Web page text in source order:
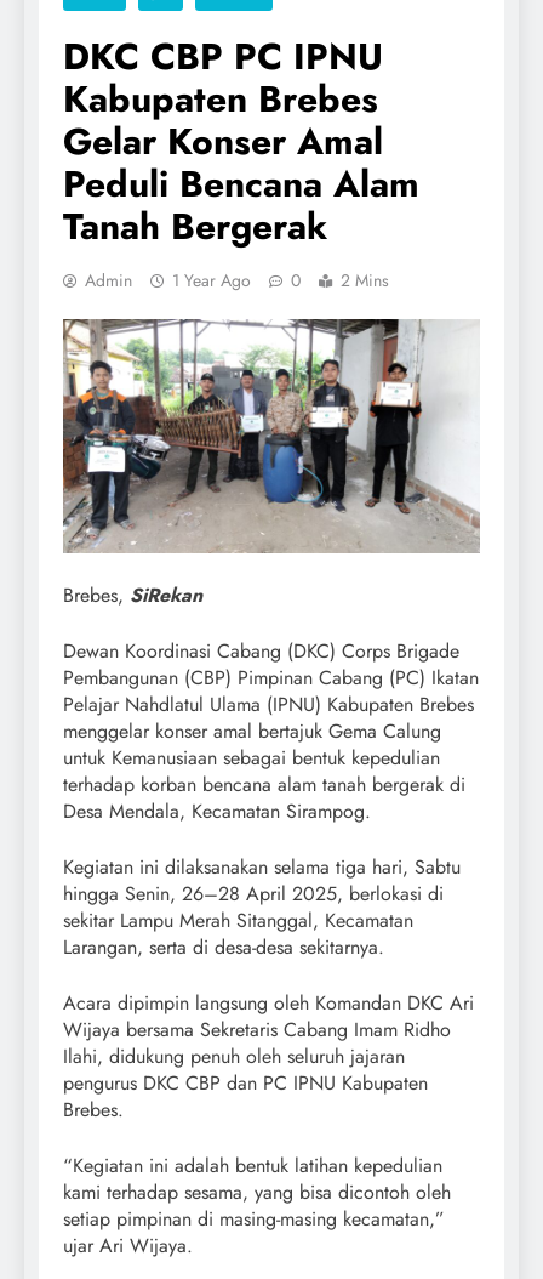
DKC CBP PC IPNU
Kabupaten Brebes
Gelar Konser Amal
Peduli Bencana Alam
Tanah Bergerak
Admin 1 Year Ago 0 2 Mins
Brebes, SiRekan
Dewan Koordinasi Cabang (DKC) Corps Brigade
Pembangunan (CBP) Pimpinan Cabang (PC) Ikatan
Pelajar Nahdlatul Ulama (IPNU) Kabupaten Brebes
menggelar konser amal bertajuk Gema Calung
untuk Kemanusiaan sebagai bentuk kepedulian
terhadap korban bencana alam tanah bergerak di
Desa Mendala, Kecamatan Sirampog.
Kegiatan ini dilaksanakan selama tiga hari, Sabtu
hingga Senin, 26–28 April 2025, berlokasi di
sekitar Lampu Merah Sitanggal, Kecamatan
Larangan, serta di desa-desa sekitarnya.
Acara dipimpin langsung oleh Komandan DKC Ari
Wijaya bersama Sekretaris Cabang Imam Ridho
Ilahi, didukung penuh oleh seluruh jajaran
pengurus DKC CBP dan PC IPNU Kabupaten
Brebes.
“Kegiatan ini adalah bentuk latihan kepedulian
kami terhadap sesama, yang bisa dicontoh oleh
setiap pimpinan di masing-masing kecamatan,”
ujar Ari Wijaya.